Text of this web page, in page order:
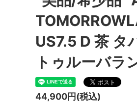
US7.5 D 茶 タ
トゥルーバラ
44,900円(税込)